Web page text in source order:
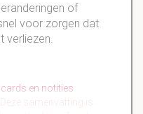
of
voor zorgen dat
verliezen.
en notities
samenvatting is